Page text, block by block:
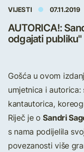
VIJESTI 07.11.2019
AUTORICA!:
odgajati publiku"
Gošća u ovom
umjetnica i autorica:
kantautorica,
Riječ je oSandri
s nama podijelila
povezanosti više